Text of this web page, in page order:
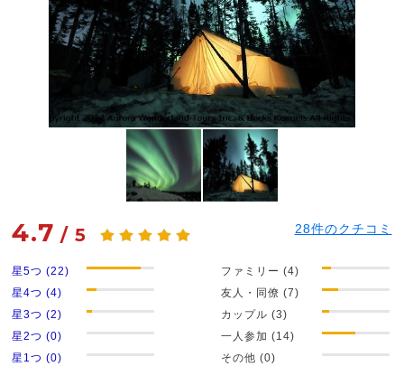
4.7 /5 28件のクチコミ
星5つ (22)
星4つ (4)
星3つ (2)
星2つ (0)
星1つ (0)
ファミリー (4)
友人・同僚 (7)
カップル (3)
一人参加 (14)
その他 (0)